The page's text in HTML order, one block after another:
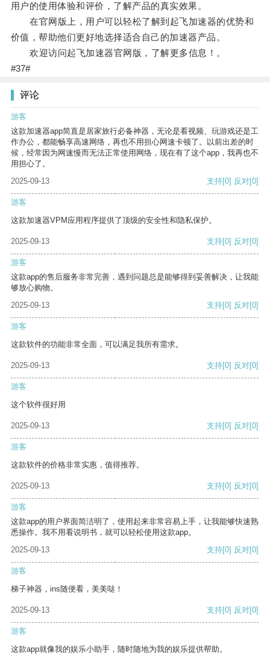
用户的使用体验和评价，了解产品的真实效果。
在官网版上，用户可以轻松了解到起飞加速器的优势和
价值，帮助他们更好地选择适合自己的加速器产品。
欢迎访问起飞加速器官网版，了解更多信息！。
#37#
评论
游客
这款加速器app简直是居家旅行必备神器，无论是看视频、玩游戏还是工
作办公，都能畅享高速网络，再也不用担心网速卡顿了。以前出差的时
候，经常因为网速慢而无法正常使用网络，现在有了这个app，我再也不
用担心了。
2025-09-13
支持[0] 反对[0]
游客
这款加速器VPM应用程序提供了顶级的安全性和隐私保护。
2025-09-13 支持[0] 反对[0]
游客
这款app的售后服务非常完善，遇到问题总是能够得到妥善解决，让我能
够放心购物。
2025-09-13
支持[0] 反对[0]
游客
这款软件的功能非常全面，可以满足我所有需求。
2025-09-13 支持[0] 反对[0]
游客
这个软件很好用
2025-09-13 支持[0] 反对[0]
游客
这款软件的价格非常实惠，值得推荐。
2025-09-13 支持[0] 反对[0]
游客
这款app的用户界面简洁明了，使用起来非常容易上手，让我能够快速熟
悉操作。我不用看说明书，就可以轻松使用这款app。
2025-09-13
支持[0] 反对[0]
游客
梯子神器，ins随便看，美美哒！
2025-09-13 支持[0] 反对[0]
游客
这款app就像我的娱乐小助手，随时随地为我的娱乐提供帮助。